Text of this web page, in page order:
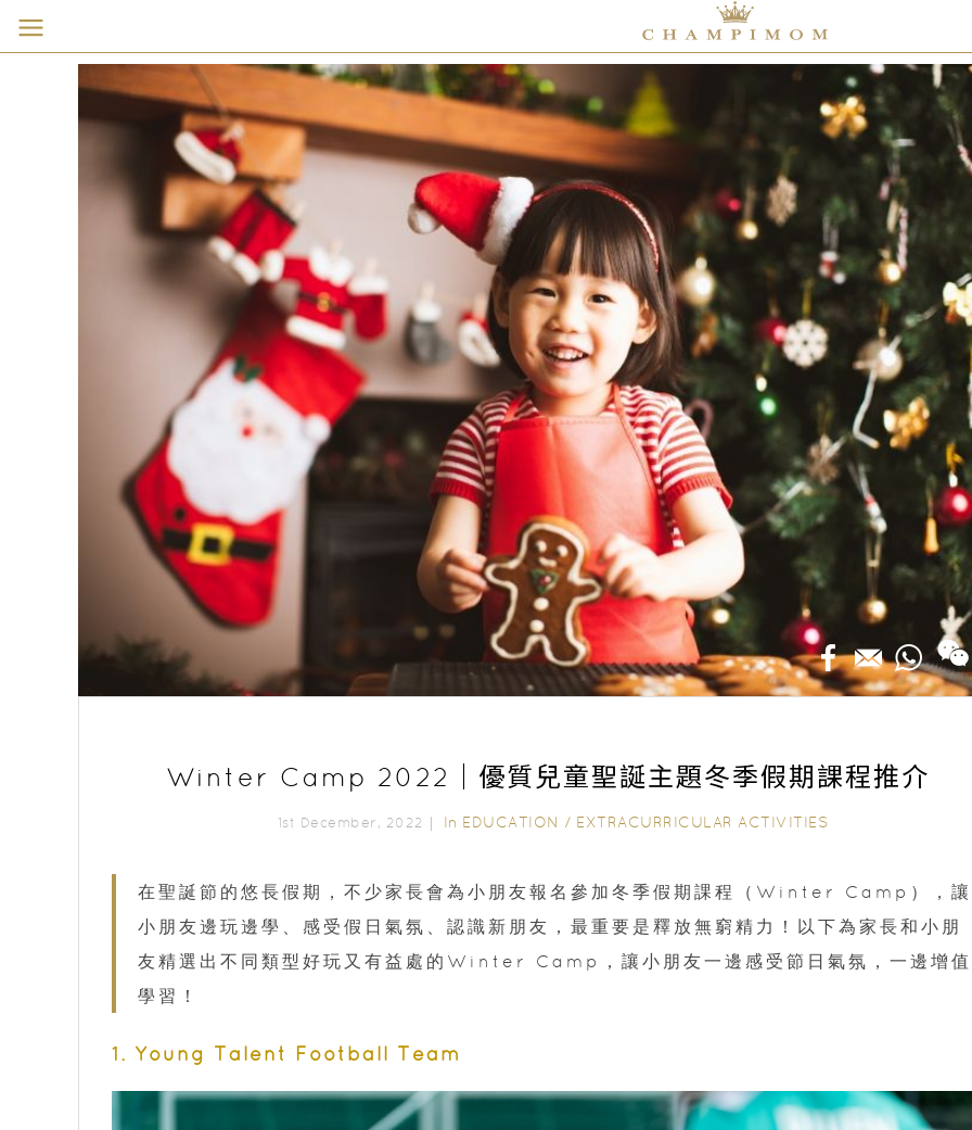
Winter Camp 2022｜優質兒童聖誕主題冬季假期課程推介
1st December, 2022｜ In EDUCATION / EXTRACURRICULAR ACTIVITIES
在聖誕節的悠長假期，不少家長會為小朋友報名參加冬季假期課程（Winter Camp），讓
小朋友邊玩邊學、感受假日氣氛、認識新朋友，最重要是釋放無窮精力！以下為家長和小朋
友精選出不同類型好玩又有益處的Winter Camp，讓小朋友一邊感受節日氣氛，一邊增值
學習！
1. Young Talent Football Team